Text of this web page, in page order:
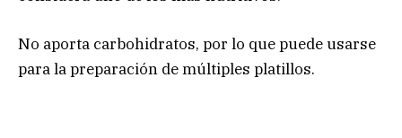
No aporta carbohidratos, por lo que puede usarse
para la preparación de múltiples platillos.